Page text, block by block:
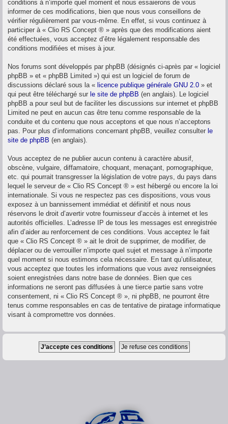
conditions à n’importe quel moment et nous essaierons de vous
informer de ces modifications, bien que nous vous conseillons de
vérifier régulièrement par vous-même. En effet, si vous continuez à
participer à « Clio RS Concept ® » après que des modifications aient
été effectuées, vous acceptez d’être légalement responsable des
conditions modifiées et mises à jour.
Nos forums sont développés par phpBB (désignés ci-après par « logiciel
phpBB » et « phpBB Limited ») qui est un logiciel de forum de
discussions déclaré sous la « licence publique générale GNU 2.0 » et
qui peut être téléchargé sur le site de phpBB (en anglais). Le logiciel
phpBB a pour seul but de faciliter les discussions sur internet et phpBB
Limited ne peut en aucun cas être tenu comme responsable de la
conduite et du contenu que nous acceptons et que nous n’acceptons
pas. Pour plus d’informations concernant phpBB, veuillez consulter le
site de phpBB (en anglais).
Vous acceptez de ne publier aucun contenu à caractère abusif,
obscène, vulgaire, diffamatoire, choquant, menaçant, pornographique,
etc. qui pourrait transgresser la législation de votre pays, du pays dans
lequel le serveur de « Clio RS Concept ® » est hébergé ou encore la loi
internationale. Si vous ne respectez pas ces dispositions, vous vous
exposez à un bannissement immédiat et définitif et nous nous
réservons le droit d’avertir votre fournisseur d’accès à internet et les
autorités officielles. L’adresse IP de tous les messages est enregistrée
afin d’aider au renforcement de ces conditions. Vous acceptez le fait
que « Clio RS Concept ® » ait le droit de supprimer, de modifier, de
déplacer ou de verrouiller n’importe quel sujet et message à n’importe
quel moment si nous estimons cela nécessaire. En tant qu’utilisateur,
vous acceptez que toutes les informations que vous avez renseignées
soient enregistrées dans notre base de données. Bien que ces
informations ne seront pas diffusées à une tierce partie sans votre
consentement, ni « Clio RS Concept ® », ni phpBB, ne pourront être
tenus comme responsables en cas de tentative de piratage informatique
visant à compromettre vos données.